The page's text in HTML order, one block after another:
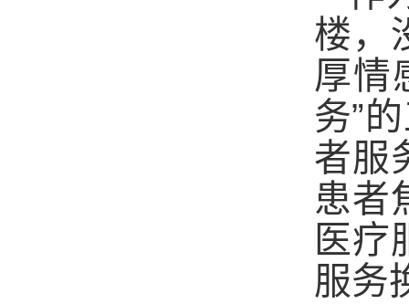
楼，
厚情
务”
者服
患者
医疗
服务